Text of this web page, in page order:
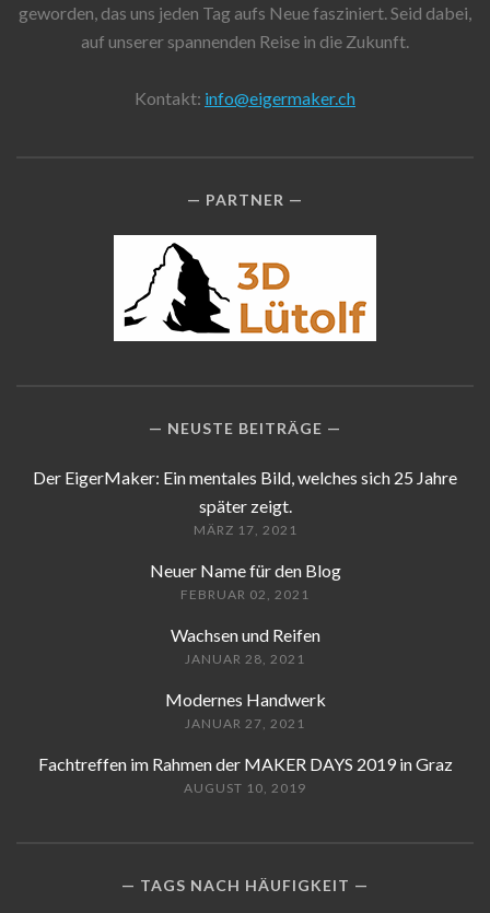
geworden, das uns jeden Tag aufs Neue fasziniert. Seid dabei,
auf unserer spannenden Reise in die Zukunft.
Kontakt: info@eigermaker.ch
PARTNER
NEUSTE BEITRÄGE
Der EigerMaker: Ein mentales Bild, welches sich 25 Jahre
später zeigt.
MÄRZ 17, 2021
Neuer Name für den Blog
FEBRUAR 02, 2021
Wachsen und Reifen
JANUAR 28, 2021
Modernes Handwerk
JANUAR 27, 2021
Fachtreffen im Rahmen der MAKER DAYS 2019 in Graz
AUGUST 10, 2019
TAGS NACH HÄUFIGKEIT